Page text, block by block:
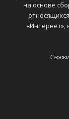
на основе
«Интернет»,